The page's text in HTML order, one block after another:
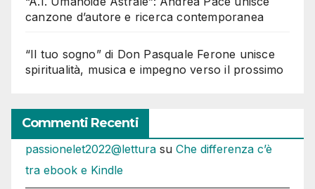
canzone d’autore e ricerca contemporanea
“Il tuo sogno” di Don Pasquale Ferone unisce
spiritualità, musica e impegno verso il prossimo
Commenti Recenti
passionelet2022@lettura su Che differenza c’è
tra ebook e Kindle